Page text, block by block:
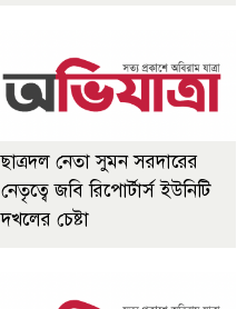
ছাত্রদল নেতা সুমন সরদারের
নেতৃত্বে জবি রিপোর্টার্স ইউনিটি
দখলের চেষ্টা